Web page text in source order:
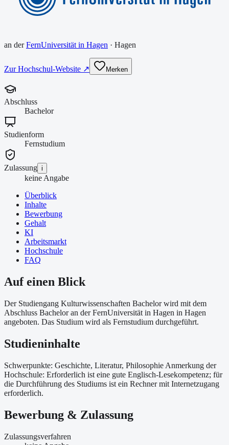
an derFernUniversität in Hagen · Hagen
Zur Hochschul-Website ↗ Merken
Abschluss
Bachelor
Studienform
Fernstudium
Zulassung i
keine Angabe
Überblick
Inhalte
Bewerbung
Gehalt
KI
Arbeitsmarkt
Hochschule
FAQ
Auf einen Blick
Der Studiengang Kulturwissenschaften Bachelor wird mit dem
Abschluss Bachelor an der FernUniversität in Hagen in Hagen
angeboten. Das Studium wird als Fernstudium durchgeführt.
Studieninhalte
Schwerpunkte: Geschichte, Literatur, Philosophie Anmerkung der
Hochschule: Erforderlich ist eine gute Englisch-Lesekompetenz; für
die Durchführung des Studiums ist ein Rechner mit Internetzugang
erforderlich.
Bewerbung & Zulassung
Zulassungsverfahren